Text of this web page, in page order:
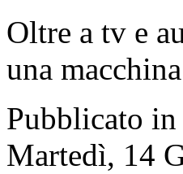
Oltre a tv e
una
Pubblicato in
Martedì, 14